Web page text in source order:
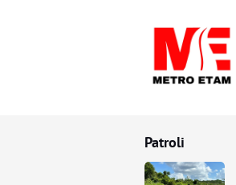
Patroli